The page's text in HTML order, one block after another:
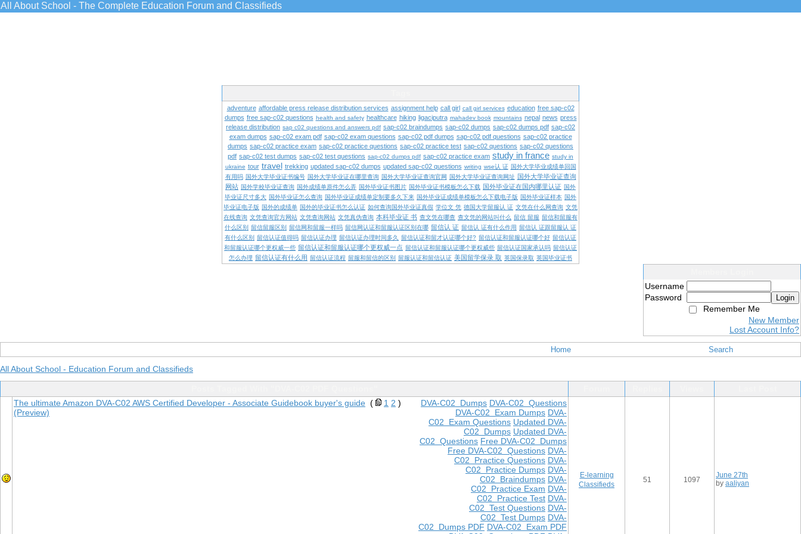
All About School - The Complete Education Forum and Classifieds
adventure affordable press release distribution services assignment help call girl call girl services education free sap-c02
dumps free sap-c02 questions health and safety healthcare hiking ligaciputra mahadev book mountains nepal news press
release distribution sap c02 questions and answers pdf sap-c02 braindumps sap-c02 dumps sap-c02 dumps pdf sap-c02
exam dumps sap-c02 exam pdf sap-c02 exam questions sap-c02 pdf dumps sap-c02 pdf questions sap-c02 practice
dumps sap-c02 practice exam sap-c02 practice questions sap-c02 practice test sap-c02 questions sap-c02 questions
pdf sap-c02 test dumps sap-c02 test questions sap-c02 dumps pdf sap-c02 practice exam study in france study in
ukraine tour travel trekking updated sap-c02 dumps updated sap-c02 questions writing wse认 证 国外大学毕业成绩单回国
有用吗 国外大学毕业证书编号 国外大学毕业证在哪里查询 国外大学毕业证查询官网 国外大学毕业证查询网址 国外大学毕业证查询
网站 国外学校毕业证查询 国外成绩单原件怎么弄 国外毕业证书图片 国外毕业证书模板怎么下载 国外毕业证在国内哪里认证 国外
毕业证尺寸多大 国外毕业证怎么查询 国外毕业证成绩单定制要多久下来 国外毕业证成绩单模板怎么下载电子版 国外毕业证样本 国外
毕业证电子版 国外的成绩单 国外的毕业证书怎么认证 如何查询国外毕业证真假 学位文 凭 德国大学留服认 证 文凭在什么网查询 文凭
在线查询 文凭查询官方网站 文凭查询网站 文凭真伪查询 本科毕业证 书 查文凭在哪查 查文凭的网站叫什么 留信 留服 留信和留服有
什么区别 留信留服区别 留信网和留服一样吗 留信网认证和留服认证区别在哪 留信认 证 留信认 证有什么作用 留信认 证跟留服认 证
有什么区别 留信认证值得吗 留信认证办理 留信认证办理时间多久 留信认证和留才认证哪个好? 留信认证和留服认证哪个好 留信认证
和留服认证哪个更权威一些 留信认证和留服认证哪个更权威一点 留信认证和留服认证哪个更权威些 留信认证国家承认吗 留信认证
怎么办理 留信认证有什么用 留信认证流程 留服和留信的区别 留服认证和留信认证 美国留学保录 取 英国保录取 英国毕业证书
Username
Password
Login
Remember Me
New Member
Lost Account Info?
Home Search
All About School - Education Forum and Classifieds
DVA-C02 Dumps DVA-C02 Questions
DVA-C02 Exam Dumps DVA-
C02 Exam Questions Updated DVA-
C02 Dumps Updated DVA-
C02 Questions Free DVA-C02 Dumps
Free DVA-C02 Questions DVA-
C02 Practice Questions DVA-
C02 Practice Dumps DVA-
C02 Braindumps DVA-
C02 Practice Exam DVA-
C02 Practice Test DVA-
C02 Test Questions DVA-
C02 Test Dumps DVA-
C02 Dumps PDF DVA-C02 Exam PDF
The ultimate Amazon DVA-C02 AWS Certified Developer - Associate Guidebook buyer's guide ( 1 2 )
(Preview)
E-learning
Classifieds
51 1097
June 27th
by aaliyan